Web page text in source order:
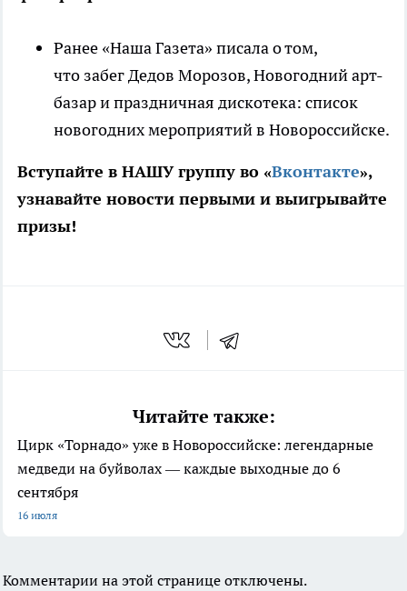
Ранее «Наша Газета» писала о том,
что забег Дедов Морозов, Новогодний арт-
базар и праздничная дискотека: список
новогодних мероприятий в Новороссийске.
Вступайте в НАШУ группу во «Вконтакте»,
узнавайте новости первыми и выигрывайте
призы!
Читайте также:
Цирк «Торнадо» уже в Новороссийске: легендарные
медведи на буйволах — каждые выходные до 6
сентября
16 июля
Комментарии на этой странице отключены.